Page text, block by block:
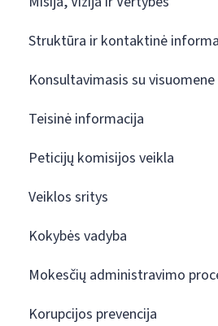
Struktūra ir kontaktinė
Konsultavimasis su visuomene
Teisinė informacija
Peticijų komisijos veikla
Veiklos sritys
Kokybės vadyba
Mokesčių administravimo
Korupcijos prevencija